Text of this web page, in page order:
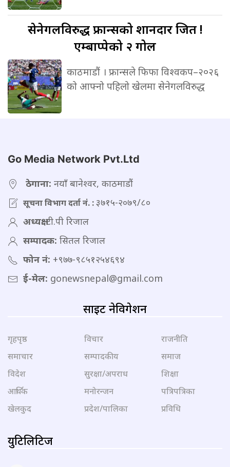
सेनेगलविरुद्धफ्रान्सको शानदार जित !
एम्बाप्पेको २ गोल
काठमाडौं । फ्रान्सले फिफा विश्वकप–२०२६
को आफ्नो पहिलो खेलमा सेनेगलविरुद्ध
Go Media Network Pvt.Ltd
ठेगाना: नयाँ बानेश्वर, काठमाडौं
सूचना विभाग दर्ता नं. :३७१५-२०७९/८०
अध्यक्ष:टी.पी रिजाल
सम्पादक: सितल रिजाल
फोन नं: +९७७-९८५१२५४६९४
ई-मेल: gonewsnepal@gmail.com
साइट नेविगेशन
गृहपृष्ठ
समाचार
विदेश
आर्थिक
खेलकुद
विचार
सम्पादकीय
सुरक्षा/अपराध
मनोरन्जन
प्रदेश/पालिका
राजनीति
समाज
शिक्षा
पत्रिपत्रिका
प्रविधि
युटिलिटिज